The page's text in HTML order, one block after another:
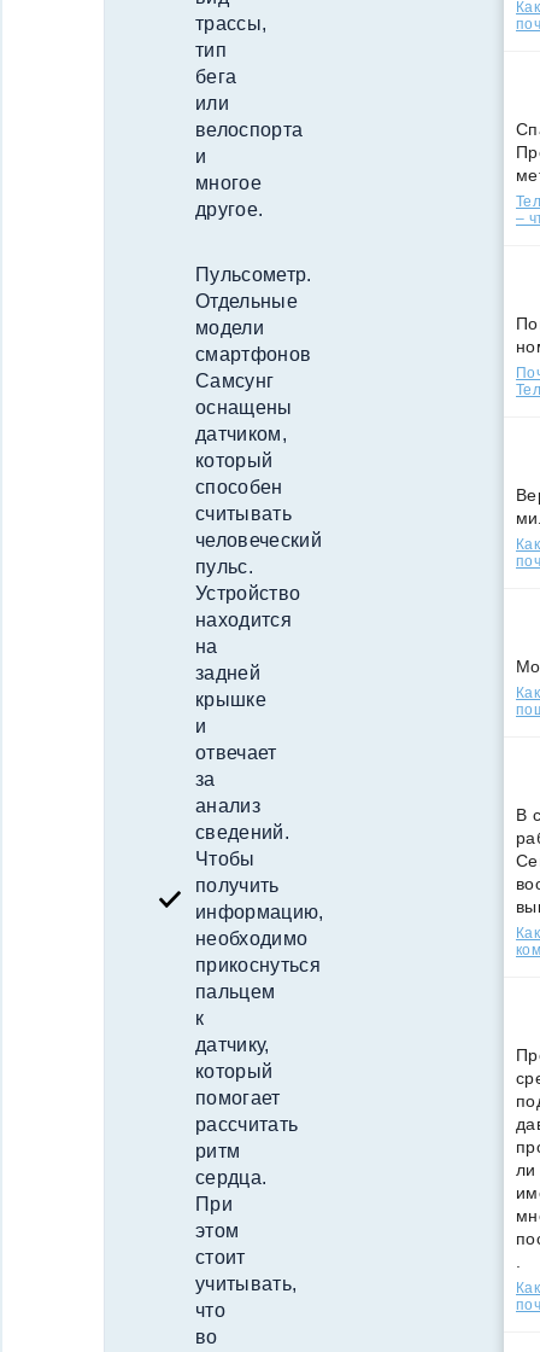
трассы,
тип
бега
или
велоспорта
и
многое
другое.
Пульсометр.
Отдельные
модели
смартфонов
Самсунг
оснащены
датчиком,
который
способен
считывать
человеческий
пульс.
Устройство
находится
на
задней
крышке
и
отвечает
за
анализ
сведений.
Чтобы
получить
информацию,
необходимо
прикоснуться
пальцем
к
датчику,
который
помогает
рассчитать
ритм
сердца.
При
этом
стоит
учитывать,
что
во
–
В
ли